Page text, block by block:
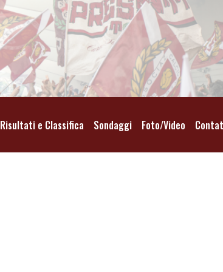
Risultati e Classifica Sondaggi Foto/Video